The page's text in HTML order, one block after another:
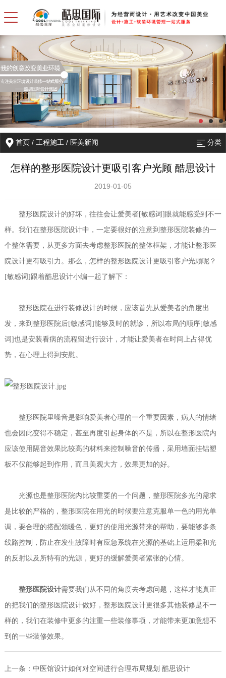
首页 /工程施工 / 医美新闻 分类
怎样的整形医院设计更吸引客户光顾 酷思设计
2019-01-05
整形医院设计的好坏，往往会让爱美者[敏感词]眼就能感受到不一
样。我们在整形医院设计中，一定要很好的注意到整形医院装修的一
个整体需要，从更多方面去考虑整形医院的整体框架，才能让整形医
院设计更有吸引力。那么，怎样的整形医院设计更吸引客户光顾呢？
[敏感词]跟着酷思设计小编一起了解下：
整形医院在进行装修设计的时候，应该首先从爱美者的角度出
发，来到整形医院后[敏感词]能够及时的就诊，所以布局的顺序[敏感
词]也是安装看病的流程留进行设计，才能让爱美者在时间上占得优
势，在心理上得到安慰。
整形医院里噪音是影响爱美者心理的一个重要因素，病人的情绪
也会因此变得不稳定，甚至再度引起身体的不是，所以在整形医院内
应该使用隔音效果比较高的材料来控制噪音的传播，采用墙面挂铝塑
板不仅能够起到作用，而且美观大方，效果更加的好。
光源也是整形医院内比较重要的一个问题，整形医院多光的需求
是比较的严格的，整形医院在用光的时候要注意克服单一色的用光单
调，要合理的搭配领暖色，更好的使用光源带来的帮助，要能够多条
线路控制，防止在发生故障时有应急系统在光源的基础上运用柔和光
的反射以及所特有的光源，更好的缓解爱美者紧张的心情。
整形医院设计需要我们从不同的角度去考虑问题，这样才能真正
的把我们的整形医院设计做好，整形医院设计更很多其他装修是不一
样的，我们在装修中更多的注重一些装修事项，才能带来更加意想不
到的一些装修效果。
上一条： 中医馆设计如何对空间进行合理布局规划 酷思设计